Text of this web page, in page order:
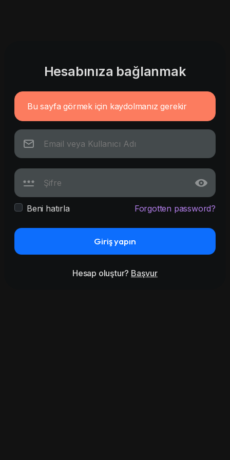
Hesabınıza bağlanmak
Bu sayfa görmek için kaydolmanız gerekir
Beni hatırla Forgotten password?
Giriş yapın
Hesap oluştur? Başvur